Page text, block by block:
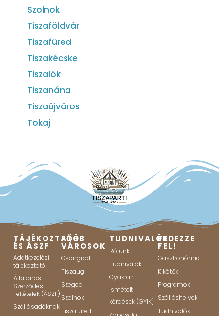
Szolnok
Tiszaföldvár
Tiszafüred
Tiszakécske
Tiszalök
Tiszanána
Tiszaújváros
Tokaj
TÁJÉKOZTATÓ
ÉS ÁSZF
Adatkezelési
tájékoztató
Általános
Szerződési
Feltételek (ÁSZF)
Szállásadóknak
FŐBB
VÁROSOK
Csongrád
Tiszaug
Szeged
Szolnok
Tiszafüred
TUDNIVALÓK
Rólunk
Tudnivalók
Gyakran
ismételt
kérdések (GYIK)
FEDEZZE
FEL!
Gasztronómia
Kikötők
Programok
Szálláshelyek
Tudnivalók